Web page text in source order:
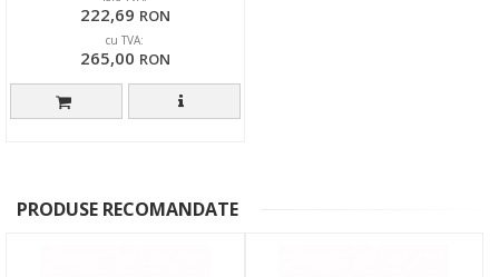
222,69 RON
cu TVA:
265,00 RON
PRODUSE RECOMANDATE